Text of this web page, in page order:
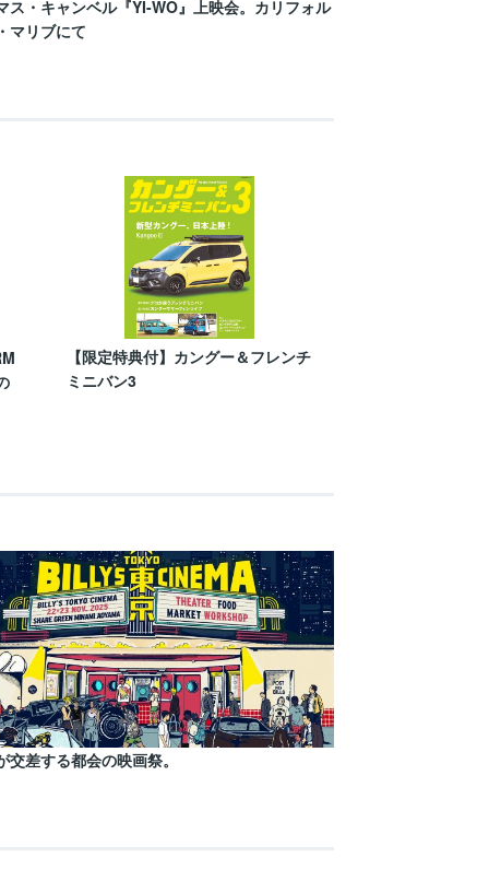
ス・キャンベル『YI-WO』上映会。カリフォル
マリブにて
【限定特典付】カングー＆フレンチ
ミニバン3
交差する都会の映画祭。